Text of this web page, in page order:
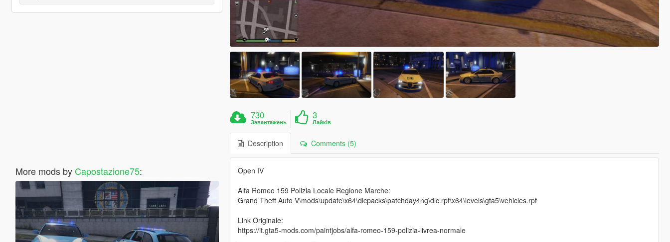
More mods by Capostazione75:
730
Завантажень
3
Лайків
Description Comments (5)
Open IV
Alfa Romeo 159 Polizia Locale Regione Marche:
Grand Theft Auto V\mods\update\x64\dlcpacks\patchday4ng\dlc.rpf\x64\levels\gta5\vehicles.rpf
Link Originale:
https://it.gta5-mods.com/paintjobs/alfa-romeo-159-polizia-livrea-normale